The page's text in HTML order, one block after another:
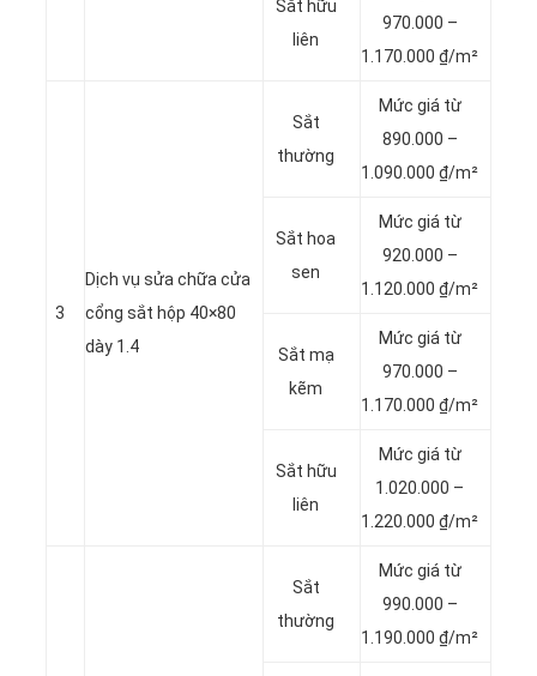
Sắt hữu
liên
970.000 –
1.170.000 ₫/m²
3
Dịch vụ sửa chữa cửa
cổng sắt hộp 40×80
dày 1.4
Sắt
thường
Mức giá từ
890.000 –
1.090.000 ₫/m²
Sắt hoa
sen
Mức giá từ
920.000 –
1.120.000 ₫/m²
Sắt mạ
kẽm
Mức giá từ
970.000 –
1.170.000 ₫/m²
Sắt hữu
liên
Mức giá từ
1.020.000 –
1.220.000 ₫/m²
Sắt
thường
Mức giá từ
990.000 –
1.190.000 ₫/m²